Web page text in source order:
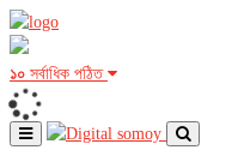
১০ সর্বাধিক পঠিত